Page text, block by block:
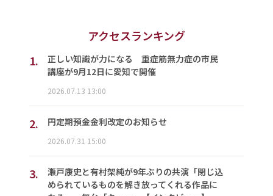
アクセスランキング
1.
正しい知識が力になる 重症筋無力症の市民
講座が9月12日に愛知で開催
2026.07.13 13:00
2. 円定期預金金利改定のお知らせ
2026.07.31 15:00
3.
瀬戸康史と有村架純が9年ぶりの共演「閉じ込
められているものを解き放ってくれる作品に